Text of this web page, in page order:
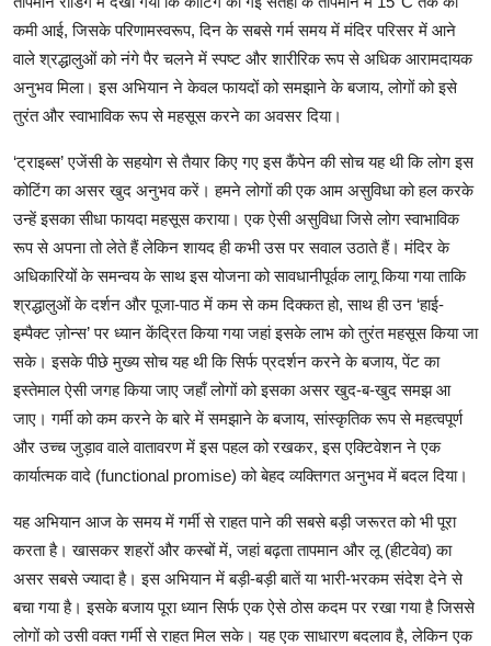
कमी आई, जिसके परिणामस्वरूप, दिन के सबसे गर्म समय में मंदिर परिसर में आने
वाले श्रद्धालुओं को नंगे पैर चलने में स्पष्ट और शारीरिक रूप से अधिक आरामदायक
अनुभव मिला। इस अभियान ने केवल फायदों को समझाने के बजाय, लोगों को इसे
तुरंत और स्वाभाविक रूप से महसूस करने का अवसर दिया।
‘ट्राइब्स’ एजेंसी के सहयोग से तैयार किए गए इस कैंपेन की सोच यह थी कि लोग इस
कोटिंग का असर खुद अनुभव करें। हमने लोगों की एक आम असुविधा को हल करके
उन्हें इसका सीधा फायदा महसूस कराया। एक ऐसी असुविधा जिसे लोग स्वाभाविक
रूप से अपना तो लेते हैं लेकिन शायद ही कभी उस पर सवाल उठाते हैं। मंदिर के
अधिकारियों के समन्वय के साथ इस योजना को सावधानीपूर्वक लागू किया गया ताकि
श्रद्धालुओं के दर्शन और पूजा-पाठ में कम से कम दिक्कत हो, साथ ही उन ‘हाई-
इम्पैक्ट ज़ोन्स’ पर ध्यान केंद्रित किया गया जहां इसके लाभ को तुरंत महसूस किया जा
सके। इसके पीछे मुख्य सोच यह थी कि सिर्फ प्रदर्शन करने के बजाय, पेंट का
इस्तेमाल ऐसी जगह किया जाए जहाँ लोगों को इसका असर खुद-ब-खुद समझ आ
जाए। गर्मी को कम करने के बारे में समझाने के बजाय, सांस्कृतिक रूप से महत्वपूर्ण
और उच्च जुड़ाव वाले वातावरण में इस पहल को रखकर, इस एक्टिवेशन ने एक
कार्यात्मक वादे (functional promise) को बेहद व्यक्तिगत अनुभव में बदल दिया।
यह अभियान आज के समय में गर्मी से राहत पाने की सबसे बड़ी जरूरत को भी पूरा
करता है। खासकर शहरों और कस्बों में, जहां बढ़ता तापमान और लू (हीटवेव) का
असर सबसे ज्यादा है। इस अभियान में बड़ी-बड़ी बातें या भारी-भरकम संदेश देने से
बचा गया है। इसके बजाय पूरा ध्यान सिर्फ एक ऐसे ठोस कदम पर रखा गया है जिससे
लोगों को उसी वक्त गर्मी से राहत मिल सके। यह एक साधारण बदलाव है, लेकिन एक